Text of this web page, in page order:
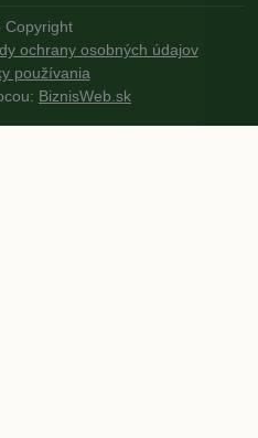
Copyright
ochrany osobných údajov
používania
BiznisWeb.sk